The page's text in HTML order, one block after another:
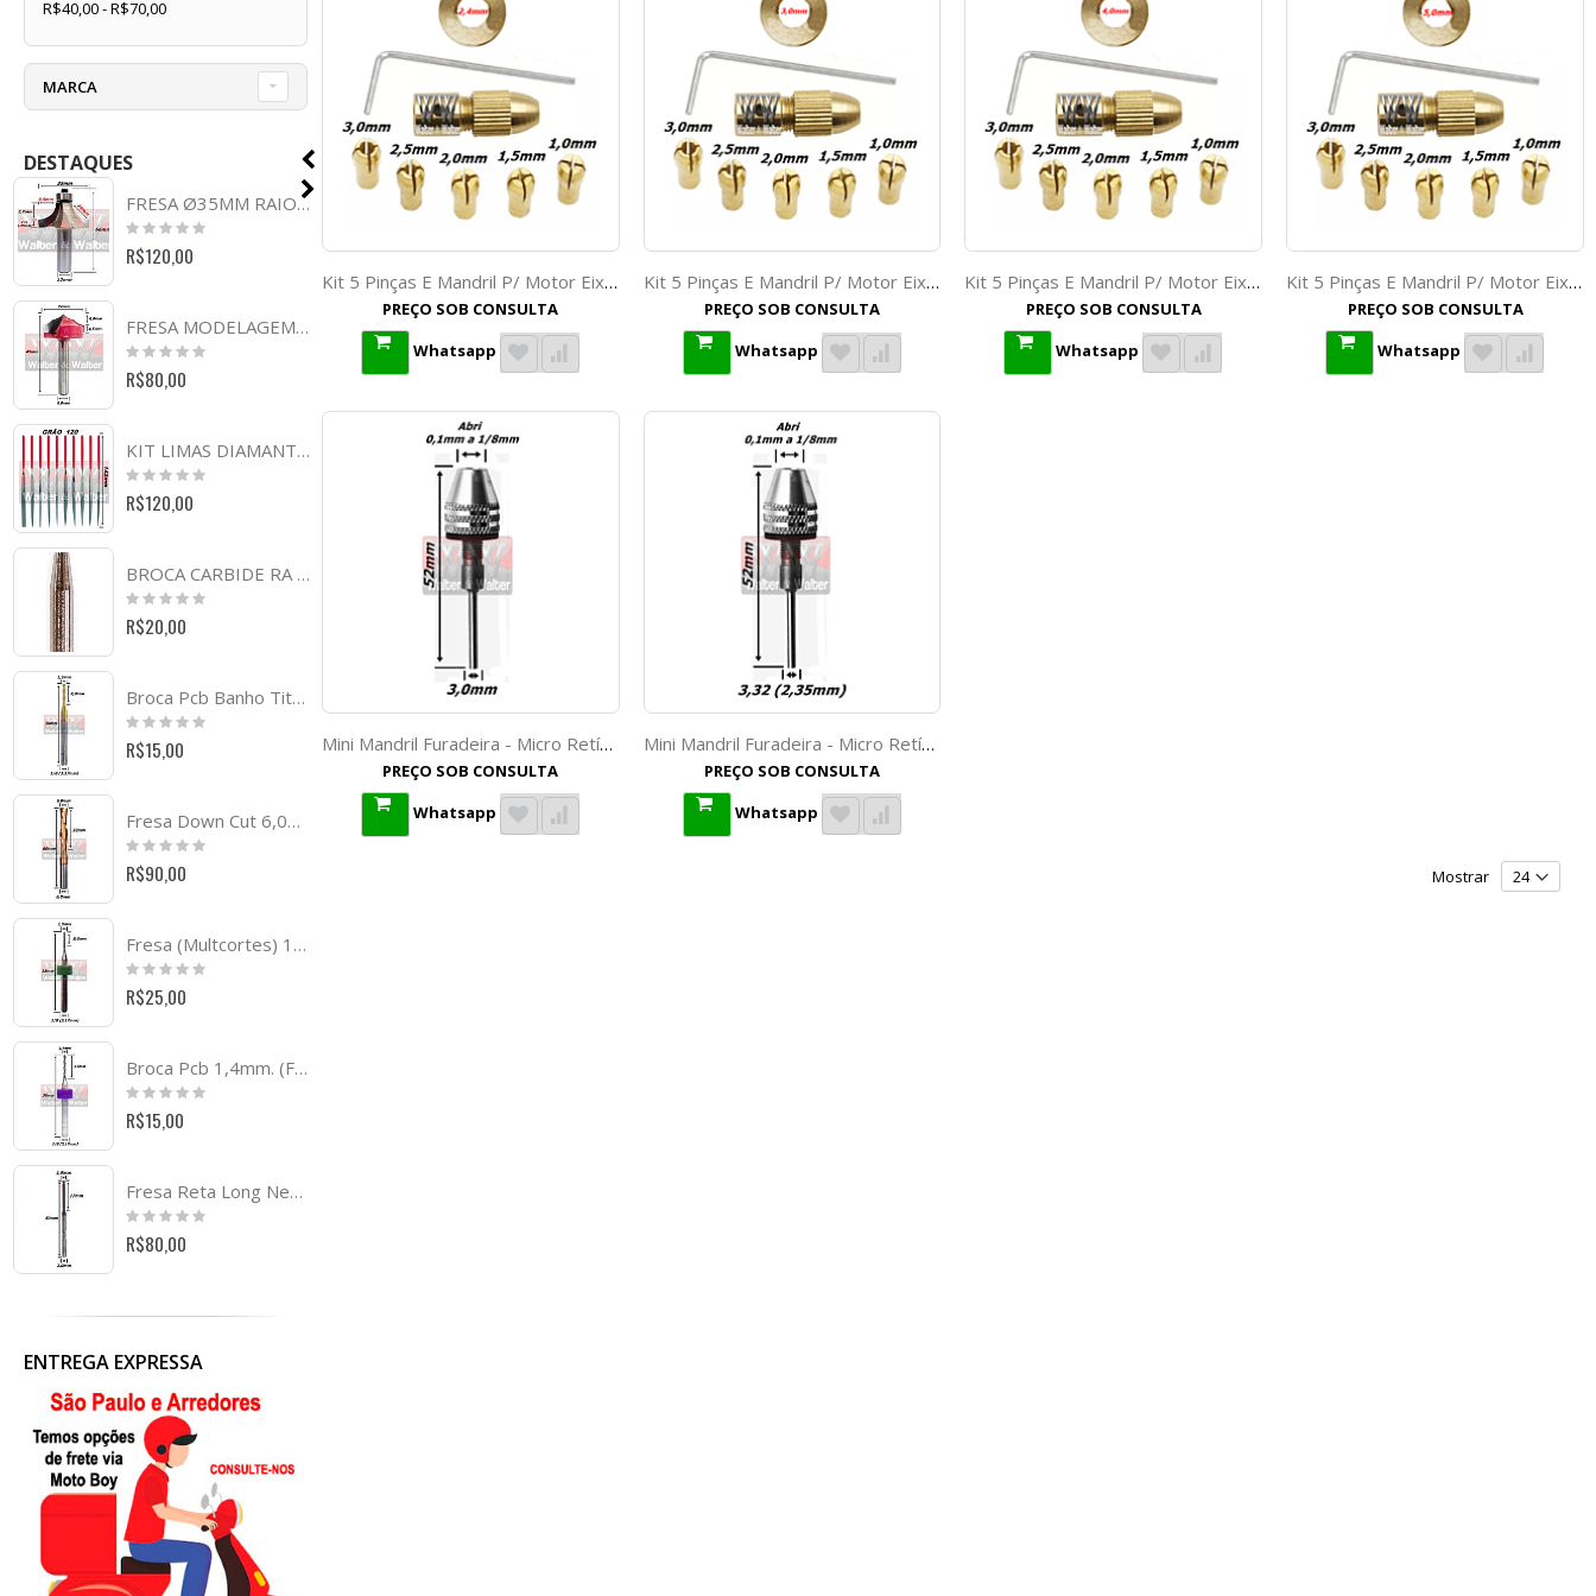
Kit 5 Pinças E Mandril P/ Motor Eixo 2,4mm. (Ftr2603)
PREÇO SOB CONSULTA
Whatsapp
Kit 5 Pinças E Mandril P/ Motor Eixo 3,0mm. (Ftr2599)
PREÇO SOB CONSULTA
Whatsapp
Kit 5 Pinças E Mandril P/ Motor Eixo 4,0mm. (Ftr2600)
PREÇO SOB CONSULTA
Whatsapp
Kit 5 Pinças E Mandril P/ Motor Eixo 5mm. (Ftr1103)
PREÇO SOB CONSULTA
Whatsapp
Mini Mandril Furadeira - Micro Retífica E Motores Protéticos Haste: 3,0mm. (M6)
PREÇO SOB CONSULTA
Whatsapp
Mini Mandril Furadeira - Micro Retífica E Motores Protéticos Haste: 3,32 (2,35mm). (M7)
PREÇO SOB CONSULTA
Whatsapp
Mostrar
R$40,00 - R$70,00
MARCA
DESTAQUES
FRESA Ø35MM RAIO 14MM X 66MM X 12MM HASTE. (FTR0306)
Rating:
0%
R$120,00
FRESA MODELAGEM Ø24MM X 6,0MM X 45MM X 6,0MM HASTE. (FTR755)
Rating:
0%
R$80,00
KIT LIMAS DIAMANTADAS AGULHA GRÂO 120 X 142MM TOTAL. (FTR1168)
Rating:
0%
R$120,00
BROCA CARBIDE RA 2001/4 Ø0,5MM X 0,7MM TOPO BALL. (FTR353)
Rating:
0%
R$20,00
Broca Pcb Banho Titânio 1,2mm X 9,0mm Corte X 38mm Total X 3,17mm (1/8) Haste. (Ftr1796)
Rating:
0%
R$15,00
Fresa Down Cut 6,0mm (2c) X 32mm Corte X 60mm Total X 6,0mm Haste. (Ftr0144)
Rating:
0%
R$90,00
Fresa (Multcortes) 1,0mm X 8,0mm Corte X 38mm Total X 1/8. (Rda3141)
Rating:
0%
R$25,00
Broca Pcb 1,4mm. (FTR014)
Rating:
0%
R$15,00
Fresa Reta Long Neck 1.5mm X 50mm Total X 3.0mm Haste (Ftr2450)
Rating:
0%
R$80,00
ENTREGA EXPRESSA